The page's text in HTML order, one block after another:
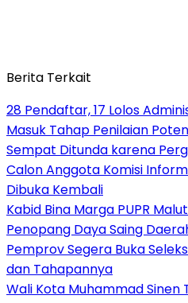
Berita Terkait
28 Pendaftar, 17 Lolos
Masuk Tahap Penilaian
Sempat Ditunda karena
Calon Anggota Komisi
Dibuka Kembali
Kabid Bina Marga PUPR
Penopang Daya Saing
Pemprov Segera Buka
dan Tahapannya
Wali Kota Muhammad Sinen